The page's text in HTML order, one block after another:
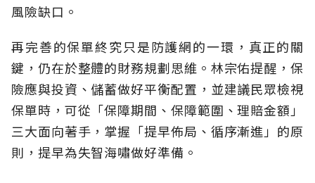
風險缺口。
再完善的保單終究只是防護網的一環，真正的關
鍵，仍在於整體的財務規劃思維。 林宗佑提醒，保
險應與投資、儲蓄做好平衡配置，並建議民眾檢視
保單時，可從「保障期間、保障範圍、理賠金額」
三大面向著手，掌握「提早佈局、循序漸進」的原
則，提早為失智海嘯做好準備。